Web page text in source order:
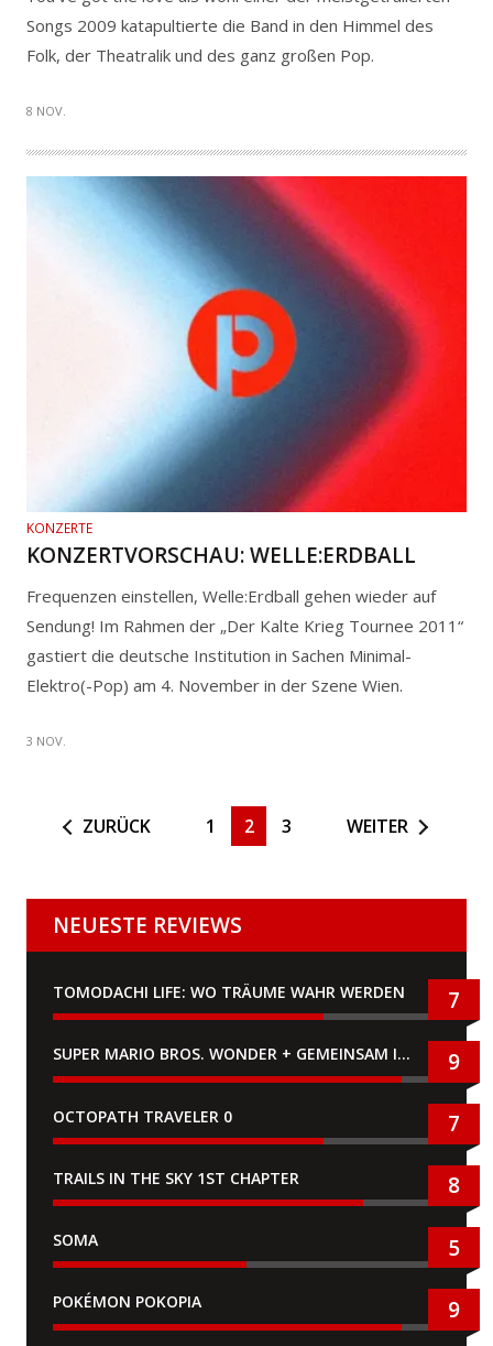
Songs 2009 katapultierte die Band in den Himmel des
Folk, der Theatralik und des ganz großen Pop.
8 NOV.
KONZERTE
KONZERTVORSCHAU: WELLE:ERDBALL
Frequenzen einstellen, Welle:Erdball gehen wieder auf
Sendung! Im Rahmen der „Der Kalte Krieg Tournee 2011“
gastiert die deutsche Institution in Sachen Minimal-
Elektro(-Pop) am 4. November in der Szene Wien.
3 NOV.
ZURÜCK 1 2 3 WEITER
NEUESTE REVIEWS
TOMODACHI LIFE: WO TRÄUME WAHR WERDEN 7
SUPER MARIO BROS. WONDER + GEMEINSAM IM BELLABEL-PARK 9
OCTOPATH TRAVELER 0 7
TRAILS IN THE SKY 1ST CHAPTER 8
SOMA 5
POKÉMON POKOPIA 9